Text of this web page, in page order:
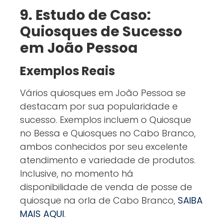
9. Estudo de Caso:
Quiosques de Sucesso
em João Pessoa
Exemplos Reais
Vários quiosques em João Pessoa se
destacam por sua popularidade e
sucesso. Exemplos incluem o Quiosque
no Bessa e Quiosques no Cabo Branco,
ambos conhecidos por seu excelente
atendimento e variedade de produtos.
Inclusive, no momento há
disponibilidade de venda de posse de
quiosque na orla de Cabo Branco, SAIBA
MAIS AQUI.